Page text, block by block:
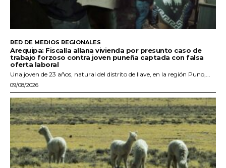
RED DE MEDIOS REGIONALES
Arequipa: Fiscalía allana vivienda por presunto caso de
trabajo forzoso contra joven puneña captada con falsa
oferta laboral
Una joven de 23 años, natural del distrito de Ilave, en la región Puno,...
09/08/2026